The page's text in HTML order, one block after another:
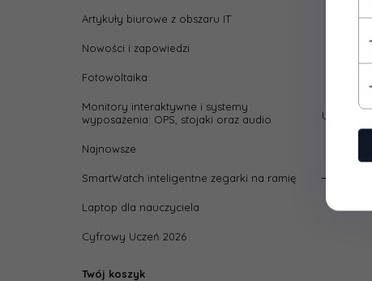
Artykuły biurowe z obszaru IT
Nowości i zapowiedzi
Fotowoltaika
Monitory interaktywne i systemy
wyposażenia: OPS, stojaki oraz audio
Najnowsze
SmartWatch inteligentne zegarki na ramię
Laptop dla nauczyciela
Cyfrowy Uczeń 2026
Twój koszyk
Unboxing: